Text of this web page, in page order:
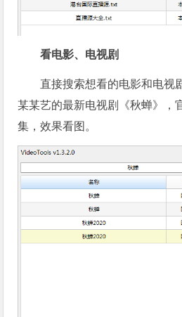
看电影、电视剧
直接搜索想看的电影和电视
某某艺的最新电视剧《秋蝉》，
集，效果看图。